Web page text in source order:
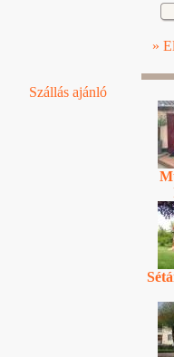
»
Szállás ajánló